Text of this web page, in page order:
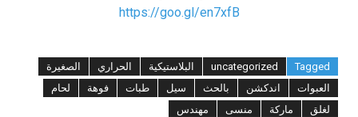
https://goo.gl/en7xfB
Tagged
uncategorized البلاستيكية الحراري
الصغيرة
العبوات
اندكشن بالحث سيل طبات فوهة
لحام
لغلق
ماركة منسى مهندس